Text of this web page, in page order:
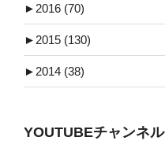
► 2016 (70)
► 2015 (130)
► 2014 (38)
YOUTUBEチャンネル